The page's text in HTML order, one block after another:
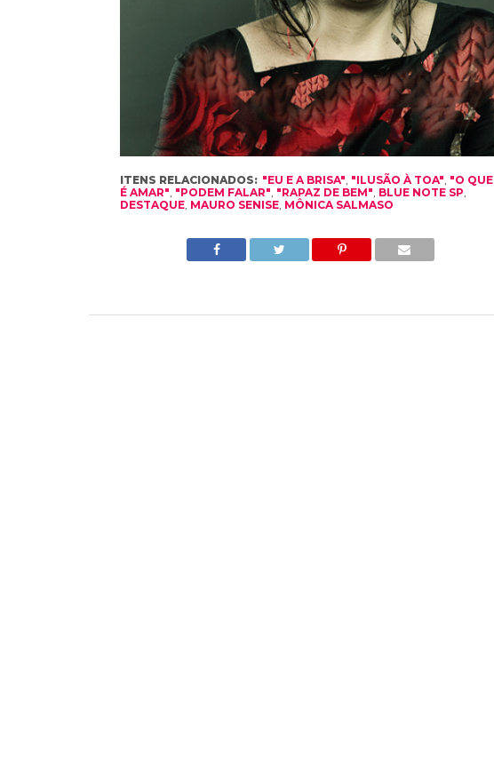
ITENS RELACIONADOS: "EU E A BRISA", "ILUSÃO À TOA", "O QUE
É AMAR", "PODEM FALAR", "RAPAZ DE BEM", BLUE NOTE SP,
DESTAQUE, MAURO SENISE, MÔNICA SALMASO